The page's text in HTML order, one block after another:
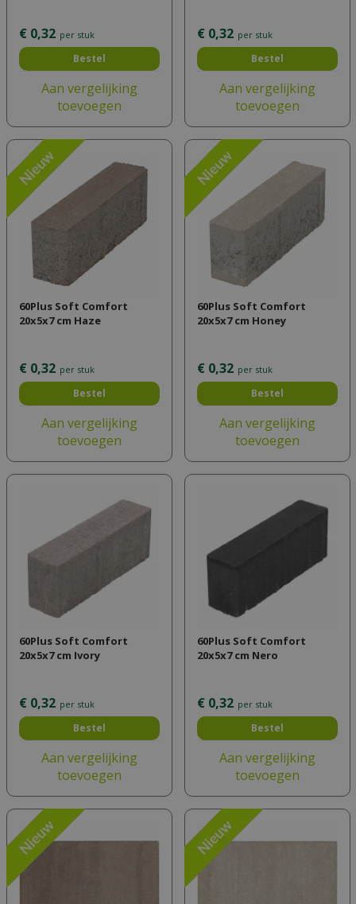
€ 0,32 per stuk
Bestel
Aan vergelijking
toevoegen
€ 0,32 per stuk
Bestel
Aan vergelijking
toevoegen
60Plus Soft Comfort
20x5x7 cm Haze
€ 0,32 per stuk
Bestel
Aan vergelijking
toevoegen
60Plus Soft Comfort
20x5x7 cm Honey
€ 0,32 per stuk
Bestel
Aan vergelijking
toevoegen
60Plus Soft Comfort
20x5x7 cm Ivory
€ 0,32 per stuk
Bestel
Aan vergelijking
toevoegen
60Plus Soft Comfort
20x5x7 cm Nero
€ 0,32 per stuk
Bestel
Aan vergelijking
toevoegen